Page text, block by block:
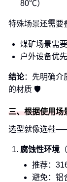
80℃）
特殊场景还需要
煤矿场景需要
户外设备优
结论：先明确介
的材质 🛡️
三、根据使用场
选型就像选鞋
腐蚀性环境
推荐：
避免：铝